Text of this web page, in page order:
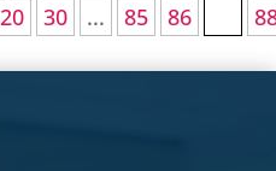
20 30 ... 85 86